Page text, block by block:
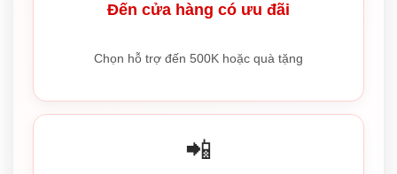
Đến cửa hàng có ưu đãi
Chọn hỗ trợ đến 500K hoặc quà tặng
📲